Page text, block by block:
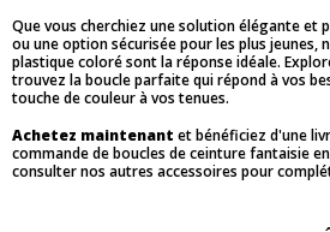
Que vous cherchiez une solution élégante et
ou une option sécurisée pour les plus jeunes,
plastique coloré sont la réponse idéale.
trouvez la boucle parfaite qui répond à vos
touche de couleur à vos tenues.
Achetez maintenant et bénéficiez d'une
commande de boucles de ceinture fantaisie
consulter nos autres accessoires pour